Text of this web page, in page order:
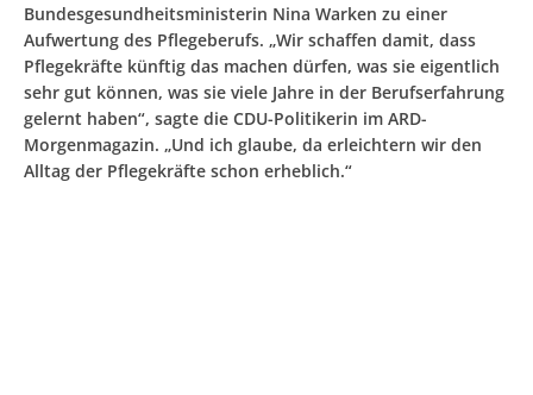
Bundesgesundheitsministerin Nina Warken zu einer
Aufwertung des Pflegeberufs. „Wir schaffen damit, dass
Pflegekräfte künftig das machen dürfen, was sie eigentlich
sehr gut können, was sie viele Jahre in der Berufserfahrung
gelernt haben“, sagte die CDU-Politikerin im ARD-
Morgenmagazin. „Und ich glaube, da erleichtern wir den
Alltag der Pflegekräfte schon erheblich.“